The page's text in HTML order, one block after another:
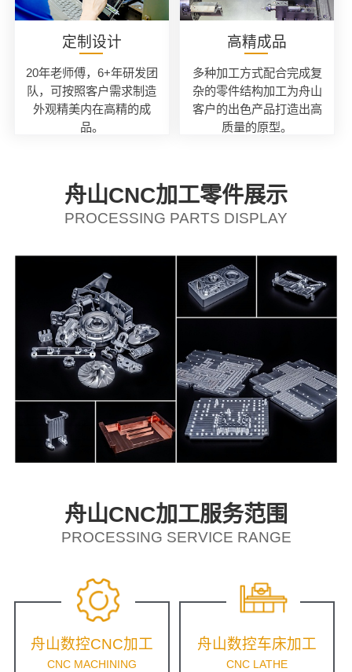
定制设计
20年老师傅，6+年研发团
队，可按照客户需求制造
外观精美内在高精的成
品。
高精成品
多种加工方式配合完成复
杂的零件结构加工为舟山
客户的出色产品打造出高
质量的原型。
舟山CNC加工零件展示
PROCESSING PARTS DISPLAY
舟山CNC加工服务范围
PROCESSING SERVICE RANGE
舟山数控CNC加工
CNC MACHINING
舟山数控车床加工
CNC LATHE